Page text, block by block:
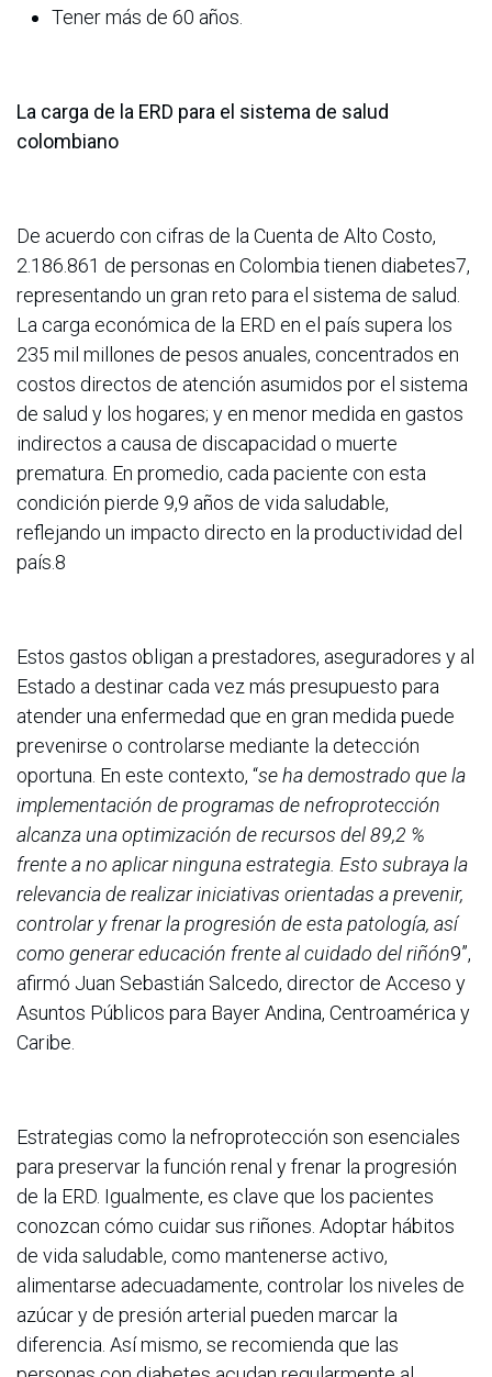
Tener más de 60 años.
La carga de la ERD para el sistema de salud
colombiano
De acuerdo con cifras de la Cuenta de Alto Costo,
2.186.861 de personas en Colombia tienen diabetes7,
representando un gran reto para el sistema de salud.
La carga económica de la ERD en el país supera los
235 mil millones de pesos anuales, concentrados en
costos directos de atención asumidos por el sistema
de salud y los hogares; y en menor medida en gastos
indirectos a causa de discapacidad o muerte
prematura. En promedio, cada paciente con esta
condición pierde 9,9 años de vida saludable,
reflejando un impacto directo en la productividad del
país.8
Estos gastos obligan a prestadores, aseguradores y al
Estado a destinar cada vez más presupuesto para
atender una enfermedad que en gran medida puede
prevenirse o controlarse mediante la detección
oportuna. En este contexto, “se ha demostrado que la
implementación de programas de nefroprotección
alcanza una optimización de recursos del 89,2 %
frente a no aplicar ninguna estrategia. Esto subraya la
relevancia de realizar iniciativas orientadas a prevenir,
controlar y frenar la progresión de esta patología, así
como generar educación frente al cuidado del riñón9”,
afirmó Juan Sebastián Salcedo, director de Acceso y
Asuntos Públicos para Bayer Andina, Centroamérica y
Caribe.
Estrategias como la nefroprotección son esenciales
para preservar la función renal y frenar la progresión
de la ERD. Igualmente, es clave que los pacientes
conozcan cómo cuidar sus riñones. Adoptar hábitos
de vida saludable, como mantenerse activo,
alimentarse adecuadamente, controlar los niveles de
azúcar y de presión arterial pueden marcar la
diferencia. Así mismo, se recomienda que las